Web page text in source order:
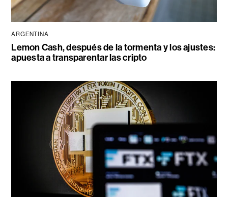
ARGENTINA
Lemon Cash, después de la tormenta y los ajustes:
apuesta a transparentar las cripto